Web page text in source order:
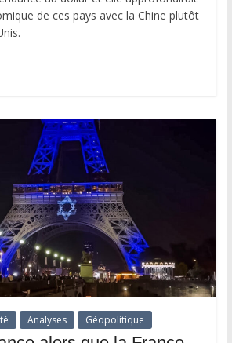
de ces pays avec la Chine plutôt
Analyses Géopolitique